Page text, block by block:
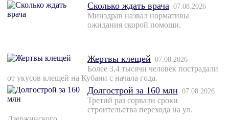
Сколько ждать врача 07.08.2026
Минздрав назвал нормативы
ожидания скорой помощи.
Жертвы клещей 07.08.2026
Более 3,4 тысячи человек пострадали
от укусов клещей на Кубани с начала года.
Долгострой за 160 млн 07.08.2026
Третий раз сорвали сроки
строительства перехода на ул.